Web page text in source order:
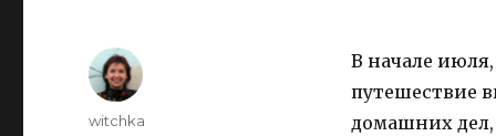
В начале
путешествие
домашних дел,
Author
witchka